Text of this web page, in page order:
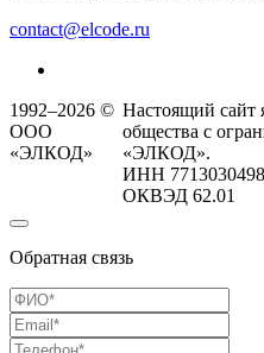
contact@elcode.ru
1992–2026 ©
ООО
«ЭЛКОД»
Настоящий сайт
общества с
«ЭЛКОД».
ИНН
ОКВЭД 62.01
Обратная связь